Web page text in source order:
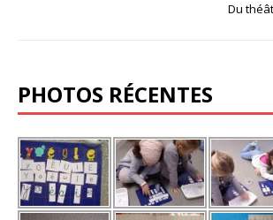
Du
PHOTOS RÉCENTES